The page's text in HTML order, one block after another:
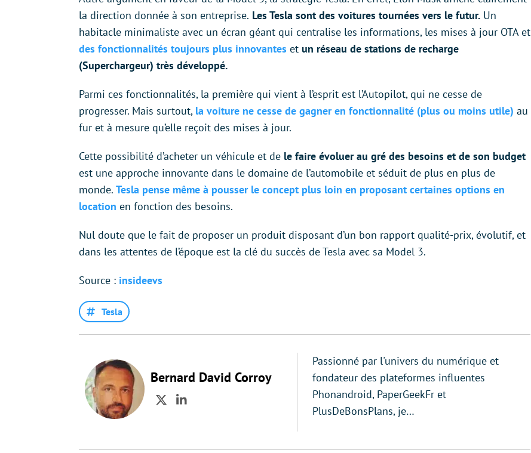
la direction donnée à son entreprise. Les Tesla sont des voitures tournées vers le futur. Un
habitacle minimaliste avec un écran géant qui centralise les informations, les mises à jour OTA et
des fonctionnalités toujours plus innovantes et un réseau de stations de recharge
(Superchargeur) très développé.
Parmi ces fonctionnalités, la première qui vient à l’esprit est l’Autopilot, qui ne cesse de
progresser. Mais surtout, la voiture ne cesse de gagner en fonctionnalité (plus ou moins utile) au
fur et à mesure qu’elle reçoit des mises à jour.
Cette possibilité d’acheter un véhicule et de le faire évoluer au gré des besoins et de son budget
est une approche innovante dans le domaine de l’automobile et séduit de plus en plus de
monde. Tesla pense même à pousser le concept plus loin en proposant certaines options en
location en fonction des besoins.
Nul doute que le fait de proposer un produit disposant d’un bon rapport qualité-prix, évolutif, et
dans les attentes de l’époque est la clé du succès de Tesla avec sa Model 3.
Source : insideevs
Tesla
Bernard David Corroy
TwitterLinkedIn
Passionné par l'univers du numérique et
fondateur des plateformes influentes
Phonandroid, PaperGeekFr et
PlusDeBonsPlans, je…